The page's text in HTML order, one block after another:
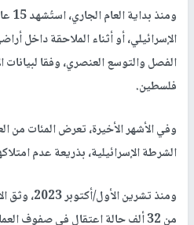
الفصل والتوسع العنصري، وفقا لبيانات
فلسطين.
وفي الأشهر الأخيرة، تعرض المئات من
الشرطة الإسرائيلية، بذريعة عدم
من 32 ألف حالة اعتقال في صفوف العمال.